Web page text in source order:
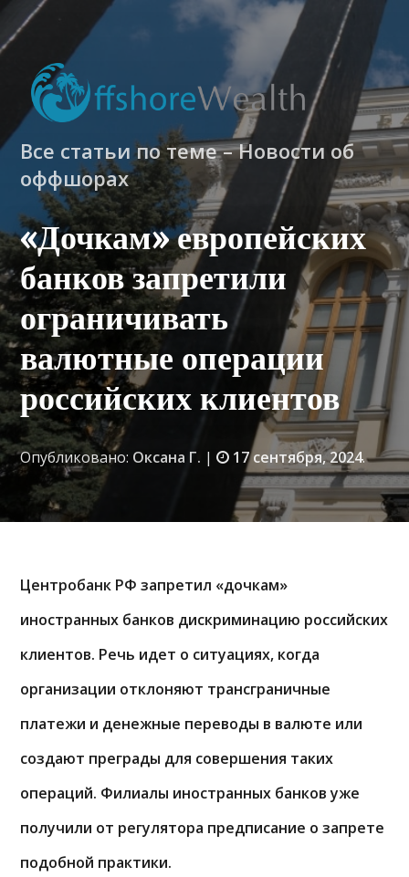
Все статьи по теме – Новости об
оффшорах
«Дочкам» европейских
банков запретили
ограничивать
валютные операции
российских клиентов
Опубликовано: Оксана Г. | 17 сентября, 2024.
Центробанк РФ запретил «дочкам»
иностранных банков дискриминацию российских
клиентов. Речь идет о ситуациях, когда
организации отклоняют трансграничные
платежи и денежные переводы в валюте или
создают преграды для совершения таких
операций. Филиалы иностранных банков уже
получили от регулятора предписание о запрете
подобной практики.